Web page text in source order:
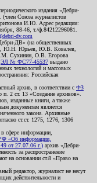
издания «Дебри-
Союза журналистов
И.Ю. Адрес редакции:
88-46, т./ф.84212296081.
dv.com
ДВ» (на общественных
Ю.Н. Юрьев, Ю.В. Ковалев,
Сухинин, О.В. Егорова
ЭЛ № ФС77-45537 выдано
технологий и массовых
Российская
архив, в соответствии с ФЗ
п. 2 ст. 13 «Создание архивов».
изданные книги, а также
документам является
закона. Архивные
ст.ст. 1275, 1276, 1306
сфере информации,
«Об информации,
от 27.07.06 г.) архив «Дебри-
за распространение
на основании ст.8 «Право на
редактор, журналист не несут
действительности и